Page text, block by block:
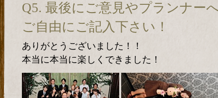
Q5. 最後にご意見やプランナー
ご自由にご記入下さい！
ありがとうございました！！
本当に本当に楽しくできました！